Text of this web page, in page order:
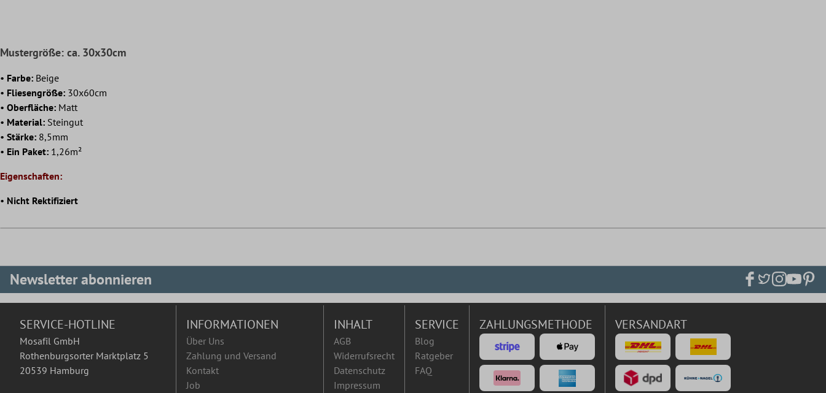
Mustergröße: ca. 30x30cm
• Farbe: Beige
• Fliesengröße: 30x60cm
• Oberfläche: Matt
• Material: Steingut
• Stärke: 8,5mm
• Ein Paket: 1,26m²
Eigenschaften:
• Nicht Rektifiziert
Newsletter abonnieren
SERVICE-HOTLINE
Mosafil GmbH
Rothenburgsorter Marktplatz 5
20539 Hamburg
INFORMATIONEN
Über Uns
Zahlung und Versand
Kontakt
Job
INHALT
AGB
Widerrufsrecht
Datenschutz
Impressum
SERVICE
Blog
Ratgeber
FAQ
ZAHLUNGSMETHODE VERSANDART